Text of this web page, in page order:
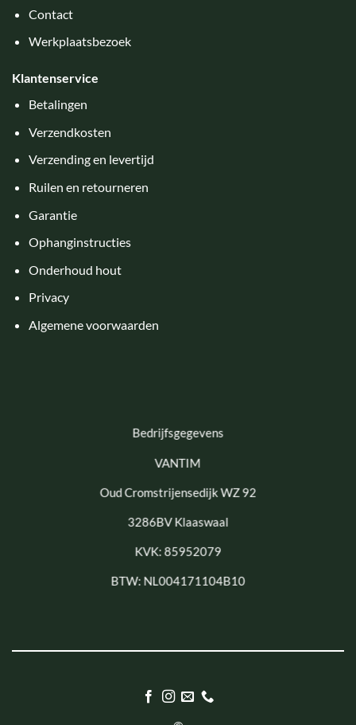
Contact
Werkplaatsbezoek
Klantenservice
Betalingen
Verzendkosten
Verzending en levertijd
Ruilen en retourneren
Garantie
Ophanginstructies
Onderhoud hout
Privacy
Algemene voorwaarden
Bedrijfsgegevens
VANTIM
Oud Cromstrijensedijk WZ 92
3286BV Klaaswaal
KVK: 85952079
BTW: NL004171104B10